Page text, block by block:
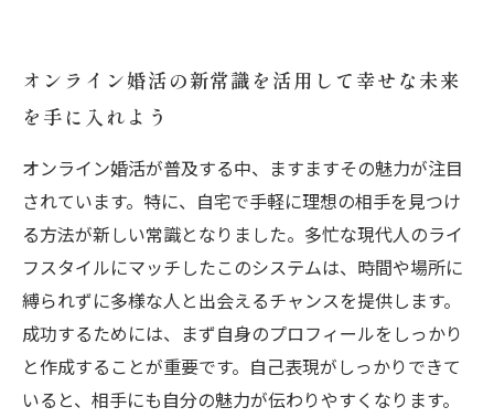
オンライン婚活の新常識を活用して幸せな未来
を手に入れよう
オンライン婚活が普及する中、ますますその魅力が注目
されています。特に、自宅で手軽に理想の相手を見つけ
る方法が新しい常識となりました。多忙な現代人のライ
フスタイルにマッチしたこのシステムは、時間や場所に
縛られずに多様な人と出会えるチャンスを提供します。
成功するためには、まず自身のプロフィールをしっかり
と作成することが重要です。自己表現がしっかりできて
いると、相手にも自分の魅力が伝わりやすくなります。